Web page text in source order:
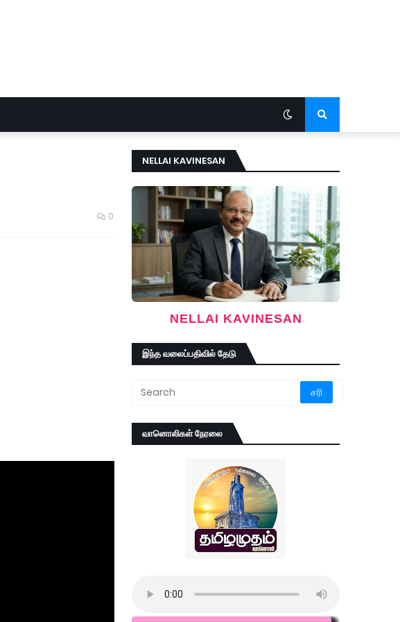
0
NELLAI KAVINESAN
NELLAI KAVINESAN
இந்த வலைப்பதிவில் தேடு
வானொலிகள் நேரலை